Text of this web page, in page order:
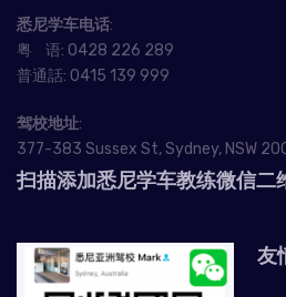
悉尼学车电话:
粤 语: 0428 226 289
普通話: 0415 139 999
驾校地址:
377-383 Sussex St, Sydney, NSW
扫描添加悉尼学车教练微信二
友